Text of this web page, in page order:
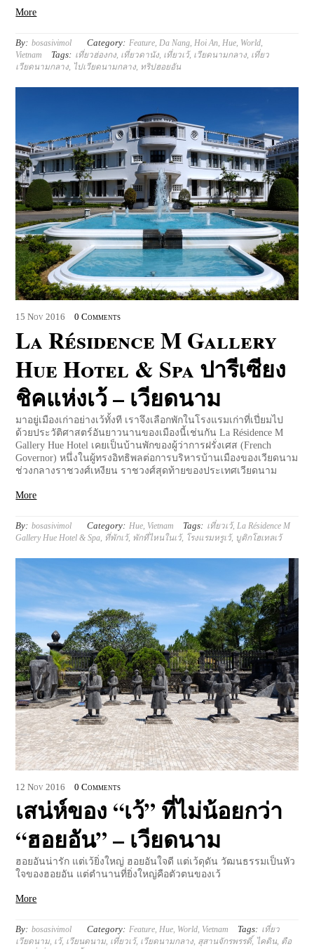
More
By: bosasivimol Category: Feature,Da Nang,Hoi An,Hue, World,
Vietnam
Tags: เที่ยวฮ่องกง, เที่ยวดานัง, เที่ยวเว้, เวียดนามกลาง, เที่ยว
เวียดนามกลาง, ไปเวียดนามกลาง, ทริปฮอยอัน
15 Nov 2016 0 Comments
La Résidence M Gallery
Hue Hotel & Spa ปารีเซียง
ชิคแห่งเว้ – เวียดนาม
มาอยู่เมืองเก่าอย่างเว้ทั้งที เราจึงเลือกพักในโรงแรมเก่าที่เปี่ยมไป
ด้วยประวัติศาสตร์อันยาวนานของเมืองนี้เช่นกัน La Résidence M
Gallery Hue Hotel เคยเป็นบ้านพักของผู้ว่าการฝรั่งเศส (French
Governor) หนึ่งในผู้ทรงอิทธิพลต่อการบริหารบ้านเมืองของเวียดนาม
ช่วงกลางราชวงศ์เหงียน ราชวงศ์สุดท้ายของประเทศเวียดนาม
More
By: bosasivimol Category: Hue Vietnam Tags: เที่ยวเว้, La Résidence M
Gallery Hue Hotel & Spa ที่พักเว้, พักที่ไหนในเว้, โรงแรมหรูเว้, บูติกโฮเทลเว้
12 Nov 2016 0 Comments
เสน่ห์ของ “เว้” ที่ไม่น้อยกว่า
“ฮอยอัน” – เวียดนาม
ฮอยอันน่ารัก แต่เว้ยิ่งใหญ่ ฮอยอันใจดี แต่เว้ดุดัน วัฒนธรรมเป็นหัว
ใจของฮอยอัน แต่ตำนานที่ยิ่งใหญ่คือตัวตนของเว้
More
By: bosasivimol Category: Feature Hue World Vietnam Tags: เที่ยว
เวียดนาม เว้, เวียนดนาม เที่ยวเว้, เวียดนามกลาง, สุสานจักรพรรดิ์, ไคดิน ตือ